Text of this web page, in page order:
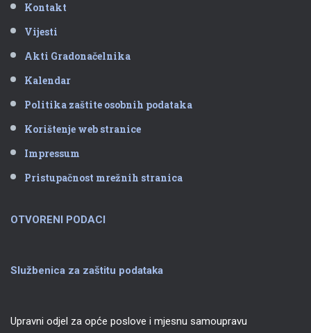
Kontakt
Vijesti
Akti Gradonačelnika
Kalendar
Politika zaštite osobnih podataka
Korištenje web stranice
Impressum
Pristupačnost mrežnih stranica
OTVORENI PODACI
Službenica za zaštitu podataka
Upravni odjel za opće poslove i mjesnu samoupravu